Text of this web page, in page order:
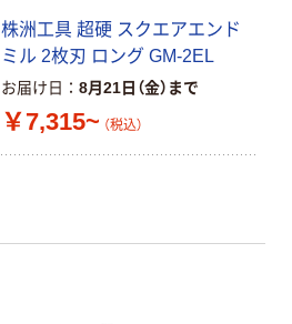
株洲工具 超硬 スクエアエンド
ミル 2枚刃 ロング GM-2EL
お届け日 8月21日（金）まで
￥7,315~ （税込）